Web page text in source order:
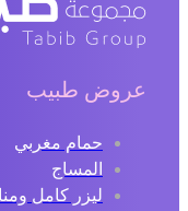
عروض طبيب
حمام مغربي
المساج
ليزر كامل ومناطق